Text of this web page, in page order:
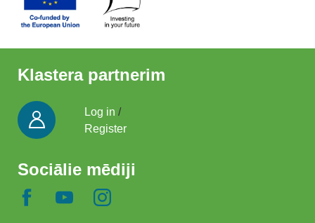
Klastera partnerim
Log in /
Register
Sociālie mēdiji